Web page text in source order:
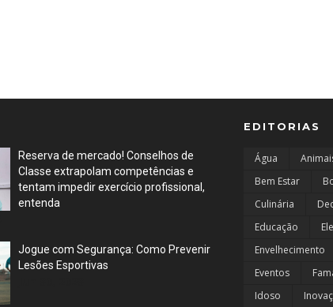
Reserva de mercado! Conselhos de
Classe extrapolam competências e
tentam impedir exercício profissional,
entenda
Jogue com Segurança: Como Prevenir
Lesões Esportivas
EDITORIAS
Água
Bem Estar
Culinária
Educação
Envelhecimento
Eventos
Idoso